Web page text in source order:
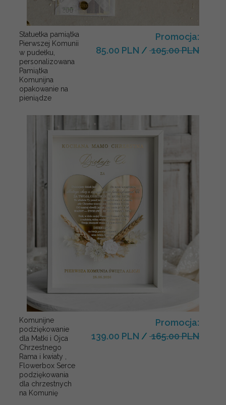
Statuetka pamiątka
Pierwszej Komunii
w pudełku,
personalizowana
Pamiątka
Komunijna
opakowanie na
pieniądze
Promocja:
85.00 PLN / 105.00 PLN
Komunijne
podziękowanie
dla Matki i Ojca
Chrzestnego
Rama i kwiaty ,
Flowerbox Serce
podziękowania
dla chrzestnych
na Komunię
Promocja:
139.00 PLN / 165.00 PLN